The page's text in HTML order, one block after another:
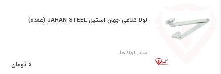
لولا کلاغی جهان استیل JAHAN STEEL (عمده)
سایر لولا ها
0 تومان